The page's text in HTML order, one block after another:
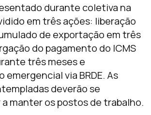
durante coletiva na
em três ações: liberação
de exportação em três
do pagamento do ICMS
três meses e
via BRDE. As
deverão se
manter os postos de trabalho.